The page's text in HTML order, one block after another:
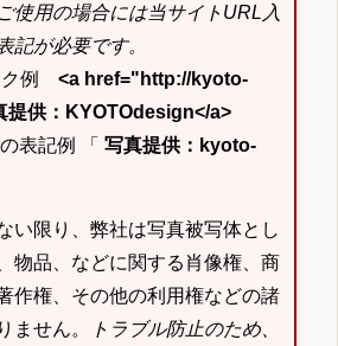
使用の場合には当サイトURL入
記が必要です。
ク例 <a href="http://kyoto-
供：KYOTOdesign</a>
表記例 「 写真提供：kyoto-
い限り、弊社は写真被写体とし
物品、などに関する肖像権、商
作権、その他の利用権などの諸
ません。
トラブル防止のため、